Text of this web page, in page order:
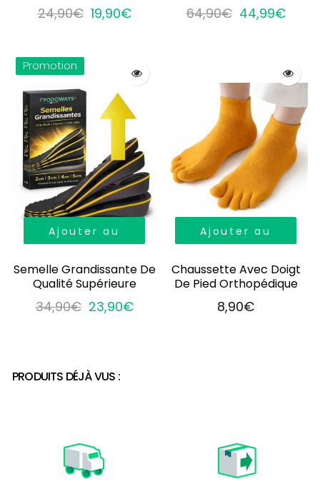
24,90€ 19,90€ 64,90€ 44,99€
Promotion
Ajouter au
Semelle Grandissante De
Qualité Supérieure
34,90€ 23,90€
Ajouter au
Chaussette Avec Doigt
De Pied Orthopédique
8,90€
PRODUITS DÉJÀ VUS :